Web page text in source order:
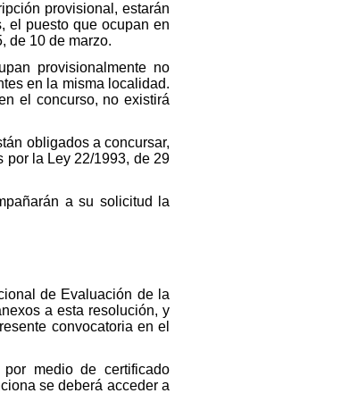
provisional, estarán
el puesto que ocupan en
de 10 de marzo.
provisionalmente no
en la misma localidad.
el concurso, no existirá
obligados a concursar,
por la Ley 22/1993, de 29
a su solicitud la
de Evaluación de la
a esta resolución, y
convocatoria en el
medio de certificado
se deberá acceder a